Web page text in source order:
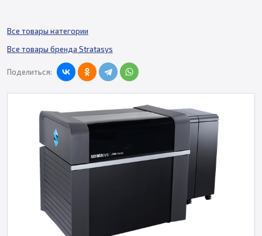
Все товары категории
Все товары бренда Stratasys
Поделиться: